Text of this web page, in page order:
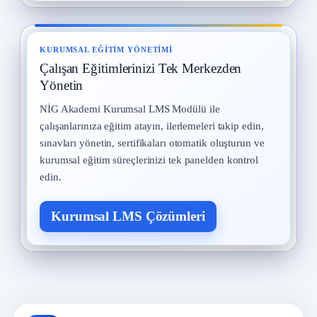
KURUMSAL EĞITIM YÖNETIMI
Çalışan Eğitimlerinizi Tek Merkezden
Yönetin
NİG Akademi Kurumsal LMS Modülü ile
çalışanlarınıza eğitim atayın, ilerlemeleri takip edin,
sınavları yönetin, sertifikaları otomatik oluşturun ve
kurumsal eğitim süreçlerinizi tek panelden kontrol
edin.
Kurumsal LMS Çözümleri